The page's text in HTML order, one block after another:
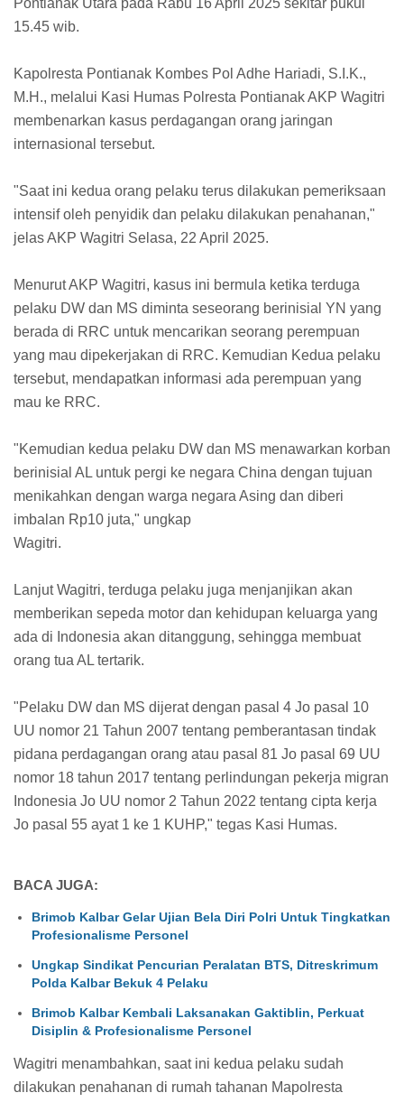
Pontianak Utara pada Rabu 16 April 2025 sekitar pukul
15.45 wib.
Kapolresta Pontianak Kombes Pol Adhe Hariadi, S.I.K.,
M.H., melalui Kasi Humas Polresta Pontianak AKP Wagitri
membenarkan kasus perdagangan orang jaringan
internasional tersebut.
"Saat ini kedua orang pelaku terus dilakukan pemeriksaan
intensif oleh penyidik dan pelaku dilakukan penahanan,"
jelas AKP Wagitri Selasa, 22 April 2025.
Menurut AKP Wagitri, kasus ini bermula ketika terduga
pelaku DW dan MS diminta seseorang berinisial YN yang
berada di RRC untuk mencarikan seorang perempuan
yang mau dipekerjakan di RRC. Kemudian Kedua pelaku
tersebut, mendapatkan informasi ada perempuan yang
mau ke RRC.
"Kemudian kedua pelaku DW dan MS menawarkan korban
berinisial AL untuk pergi ke negara China dengan tujuan
menikahkan dengan warga negara Asing dan diberi
imbalan Rp10 juta," ungkap
Wagitri.
Lanjut Wagitri, terduga pelaku juga menjanjikan akan
memberikan sepeda motor dan kehidupan keluarga yang
ada di Indonesia akan ditanggung, sehingga membuat
orang tua AL tertarik.
"Pelaku DW dan MS dijerat dengan pasal 4 Jo pasal 10
UU nomor 21 Tahun 2007 tentang pemberantasan tindak
pidana perdagangan orang atau pasal 81 Jo pasal 69 UU
nomor 18 tahun 2017 tentang perlindungan pekerja migran
Indonesia Jo UU nomor 2 Tahun 2022 tentang cipta kerja
Jo pasal 55 ayat 1 ke 1 KUHP," tegas Kasi Humas.
BACA JUGA:
Brimob Kalbar Gelar Ujian Bela Diri Polri Untuk Tingkatkan
Profesionalisme Personel
Ungkap Sindikat Pencurian Peralatan BTS, Ditreskrimum
Polda Kalbar Bekuk 4 Pelaku
Brimob Kalbar Kembali Laksanakan Gaktiblin, Perkuat
Disiplin & Profesionalisme Personel
Wagitri menambahkan, saat ini kedua pelaku sudah
dilakukan penahanan di rumah tahanan Mapolresta